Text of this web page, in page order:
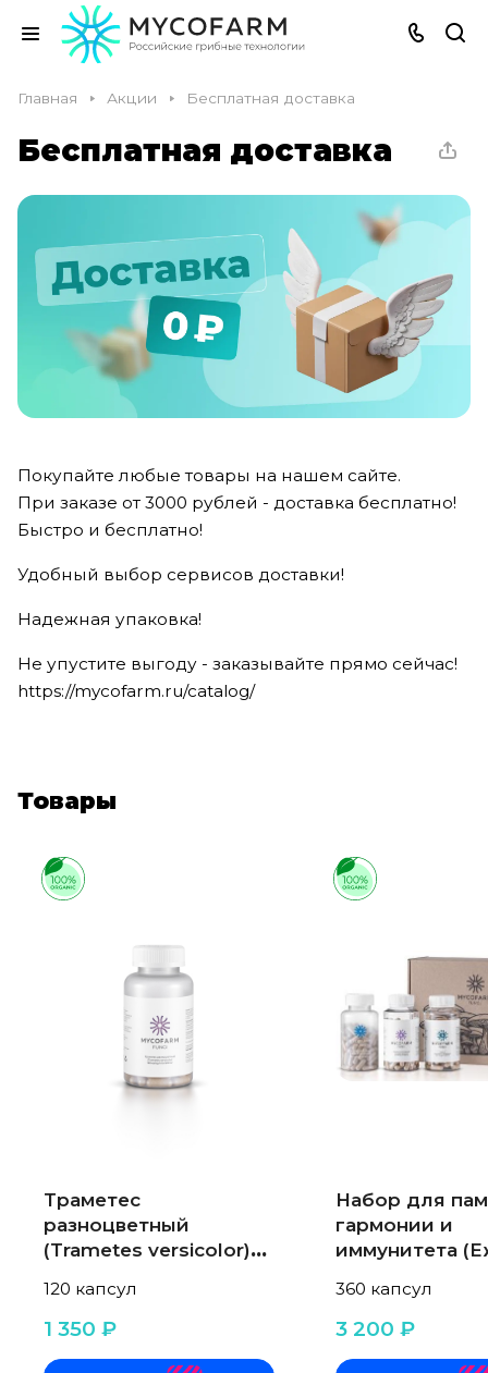
Главная Акции Бесплатная доставка
Бесплатная доставка
Покупайте любые товары на нашем сайте.
При заказе от 3000 рублей - доставка бесплатно!
Быстро и бесплатно!
Удобный выбор сервисов доставки!
Надежная упаковка!
Не упустите выгоду - заказывайте прямо сейчас!
https://mycofarm.ru/catalog/
Товары
Траметес
разноцветный
(Trametes versicolor)
120 капсул
1 350 ₽
Набор для
гармонии и
иммунитета
3x120 капсул
360 капсул
3 200 ₽